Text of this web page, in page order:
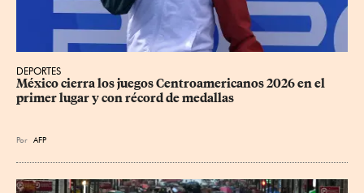
DEPORTES
México cierra los juegos Centroamericanos 2026 en el
primer lugar y con récord de medallas
Por AFP